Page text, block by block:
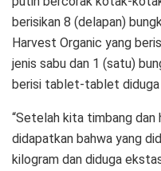
berisikan 8 (delapan)
Harvest Organic yang
jenis sabu dan 1 (satu)
berisi tablet-tablet diduga
“Setelah kita timbang dan
didapatkan bahwa yang
kilogram dan diduga